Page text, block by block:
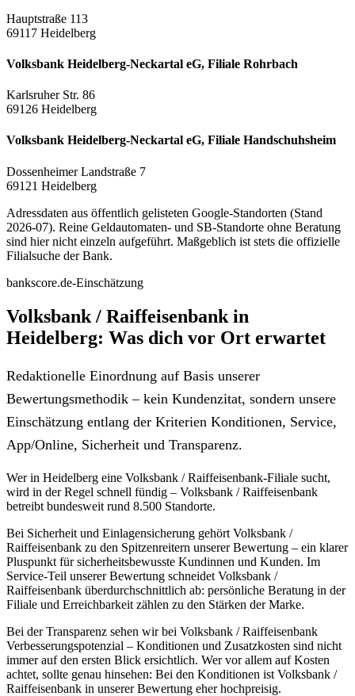
Hauptstraße 113
69117 Heidelberg
Volksbank Heidelberg-Neckartal eG, Filiale Rohrbach
Karlsruher Str. 86
69126 Heidelberg
Volksbank Heidelberg-Neckartal eG, Filiale Handschuhsheim
Dossenheimer Landstraße 7
69121 Heidelberg
Adressdaten aus öffentlich gelisteten Google-Standorten (Stand
2026-07). Reine Geldautomaten- und SB-Standorte ohne Beratung
sind hier nicht einzeln aufgeführt. Maßgeblich ist stets die offizielle
Filialsuche der Bank.
bankscore.de-Einschätzung
Volksbank / Raiffeisenbank in
Heidelberg: Was dich vor Ort erwartet
Redaktionelle Einordnung auf Basis unserer
Bewertungsmethodik – kein Kundenzitat, sondern unsere
Einschätzung entlang der Kriterien Konditionen, Service,
App/Online, Sicherheit und Transparenz.
Wer in Heidelberg eine Volksbank / Raiffeisenbank-Filiale sucht,
wird in der Regel schnell fündig – Volksbank / Raiffeisenbank
betreibt bundesweit rund 8.500 Standorte.
Bei Sicherheit und Einlagensicherung gehört Volksbank /
Raiffeisenbank zu den Spitzenreitern unserer Bewertung – ein klarer
Pluspunkt für sicherheitsbewusste Kundinnen und Kunden. Im
Service-Teil unserer Bewertung schneidet Volksbank /
Raiffeisenbank überdurchschnittlich ab: persönliche Beratung in der
Filiale und Erreichbarkeit zählen zu den Stärken der Marke.
Bei der Transparenz sehen wir bei Volksbank / Raiffeisenbank
Verbesserungspotenzial – Konditionen und Zusatzkosten sind nicht
immer auf den ersten Blick ersichtlich. Wer vor allem auf Kosten
achtet, sollte genau hinsehen: Bei den Konditionen ist Volksbank /
Raiffeisenbank in unserer Bewertung eher hochpreisig.